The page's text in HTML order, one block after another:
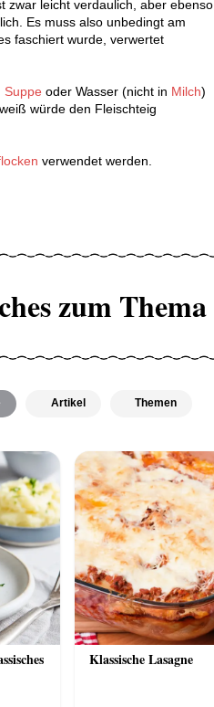
Foto: Gaea
zwar leicht verdaulich, aber ebenso
Es muss also unbedingt am
faschiert wurde, verwertet
Suppe oder Wasser (nicht in Milch)
würde den Fleischteig
verwendet werden.
zum Thema
Artikel Themen
Klassische Lasagne